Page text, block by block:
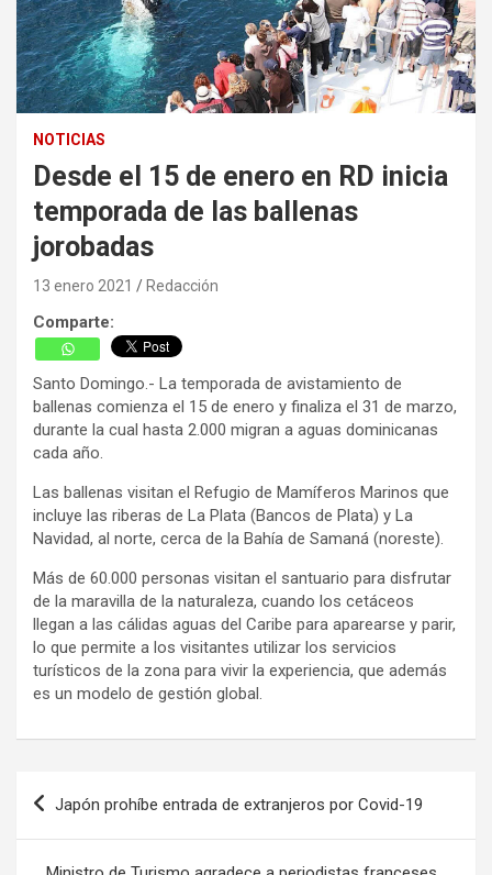
NOTICIAS
Desde el 15 de enero en RD inicia
temporada de las ballenas
jorobadas
13 enero 2021 Redacción
Comparte:
Santo Domingo.- La temporada de avistamiento de
ballenas comienza el 15 de enero y finaliza el 31 de marzo,
durante la cual hasta 2.000 migran a aguas dominicanas
cada año.
Las ballenas visitan el Refugio de Mamíferos Marinos que
incluye las riberas de La Plata (Bancos de Plata) y La
Navidad, al norte, cerca de la Bahía de Samaná (noreste).
Más de 60.000 personas visitan el santuario para disfrutar
de la maravilla de la naturaleza, cuando los cetáceos
llegan a las cálidas aguas del Caribe para aparearse y parir,
lo que permite a los visitantes utilizar los servicios
turísticos de la zona para vivir la experiencia, que además
es un modelo de gestión global.
Navegación
entradas
Japón prohíbe entrada de extranjeros por Covid-19